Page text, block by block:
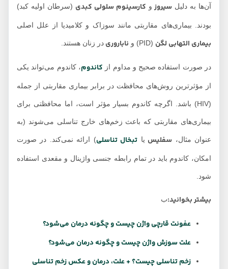
آن‌ها به دلیل سیروزوکارسینوم سلولی کبدی(سرطان اولیه کبد)
بودند. بیماری‌های مقاربتی مانند سوزاک و کلامیدیا از علل اصلی
بیماری التهابی لگن(PID) و ناباروریدر زنان هستند.
در صورت استفاده صحیح و مداوم ازکاندوم، کاندوم می‌تواند یکی
از مؤثرترین روش‌های محافظت در برابر بیماری‌ مقاربتی از جمله
(HIV) باشد. اگرچه کاندوم بسیار مؤثر است، اما محافظتی برای
بیماری‌های مقاربتی که باعث زخم‌های خارج تناسلی می‌شوند (به
عنوان مثال،سفلیسیاتبخال تناسلی) ارائه نمی‌کند. در صورت
امکان، کاندوم باید در تمام رابطه جنسی واژینال و مقعدی استفاده
بیشتر بخوانید:ب
عفونت قارچی واژن چیست و چگونه درمان می‌شود؟
علت سوزش واژن چیست و چگونه درمان می‌شود؟
زخم تناسلی چیست؟ + علت، درمان و عکس زخم تناسلی